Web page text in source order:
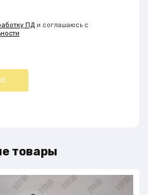
ПД и соглашаюсь с
товары